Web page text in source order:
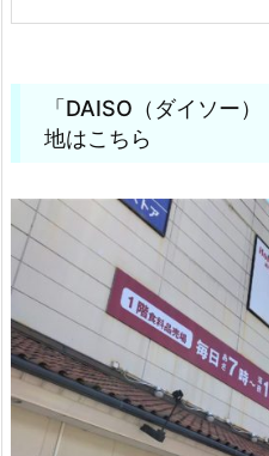
「DAISO（ダイソー
地はこちら